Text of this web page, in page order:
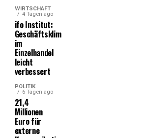
WIRTSCHAFT
4 Tagen ago
ifo Institut:
Geschäftsklima
im
Einzelhandel
leicht
verbessert
POLITIK
6 Tagen ago
21,4
Millionen
Euro für
externe